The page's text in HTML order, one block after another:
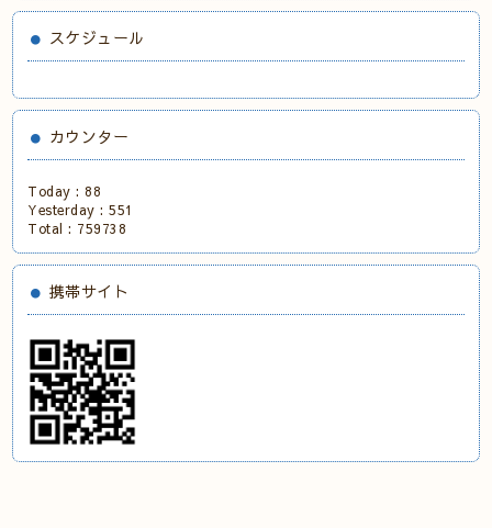
スケジュール
カウンター
Today : 88
Yesterday :551
Total : 759738
携帯サイト